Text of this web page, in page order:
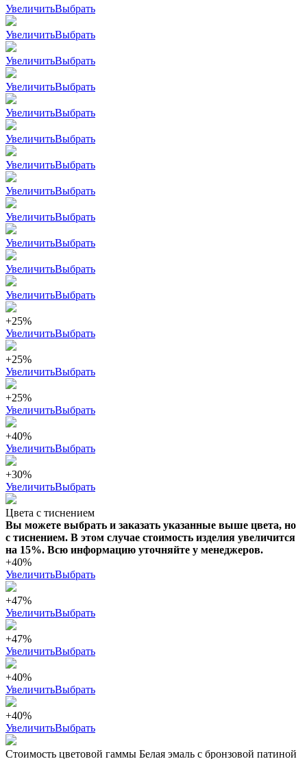
УвеличитьВыбрать
УвеличитьВыбрать
УвеличитьВыбрать
УвеличитьВыбрать
УвеличитьВыбрать
УвеличитьВыбрать
УвеличитьВыбрать
УвеличитьВыбрать
УвеличитьВыбрать
УвеличитьВыбрать
УвеличитьВыбрать
УвеличитьВыбрать
+25%
УвеличитьВыбрать
+25%
УвеличитьВыбрать
+25%
УвеличитьВыбрать
+40%
УвеличитьВыбрать
+30%
УвеличитьВыбрать
Цвета с тиснением
Вы можете выбрать и заказать указанные выше цвета, но
с тиснением. В этом случае стоимость изделия увеличится
на 15%. Всю информацию уточняйте у менеджеров.
+40%
УвеличитьВыбрать
+47%
УвеличитьВыбрать
+47%
УвеличитьВыбрать
+40%
УвеличитьВыбрать
+40%
УвеличитьВыбрать
Стоимость цветовой гаммы Белая эмаль с бронзовой патиной